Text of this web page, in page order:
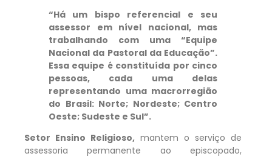
“Há um bispo referencial e seu
assessor em nível nacional, mas
trabalhando com uma “Equipe
Nacional da Pastoral da Educação”.
Essa equipe é constituída por cinco
pessoas, cada uma delas
representando uma macrorregião
do Brasil: Norte; Nordeste; Centro
Oeste; Sudeste e Sul”.
Setor Ensino Religioso, mantem o serviço de
assessoria permanente ao episcopado,